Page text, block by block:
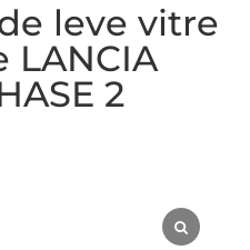
leve vitre
LANCIA
2